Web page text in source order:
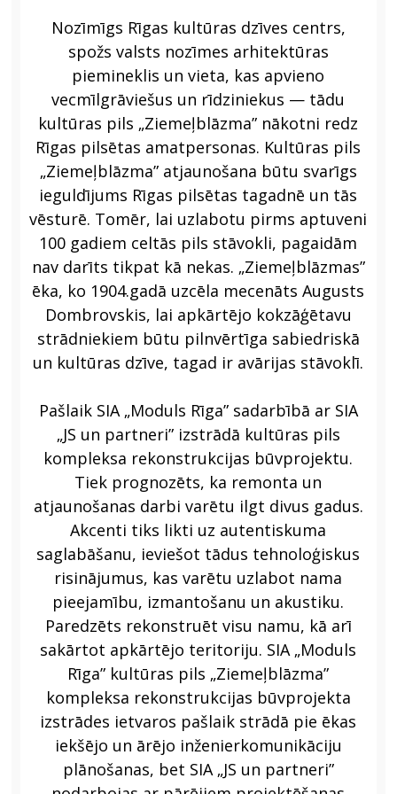
Nozīmīgs Rīgas kultūras dzīves centrs,
spožs valsts nozīmes arhitektūras
piemineklis un vieta, kas apvieno
vecmīlgrāviešus un rīdziniekus — tādu
kultūras pils „Ziemeļblāzma” nākotni redz
Rīgas pilsētas amatpersonas. Kultūras pils
„Ziemeļblāzma” atjaunošana būtu svarīgs
ieguldījums Rīgas pilsētas tagadnē un tās
vēsturē. Tomēr, lai uzlabotu pirms aptuveni
100 gadiem celtās pils stāvokli, pagaidām
nav darīts tikpat kā nekas. „Ziemeļblāzmas”
ēka, ko 1904.gadā uzcēla mecenāts Augusts
Dombrovskis, lai apkārtējo kokzāģētavu
strādniekiem būtu pilnvērtīga sabiedriskā
un kultūras dzīve, tagad ir avārijas stāvoklī.
Pašlaik SIA „Moduls Rīga” sadarbībā ar SIA
„JS un partneri” izstrādā kultūras pils
kompleksa rekonstrukcijas būvprojektu.
Tiek prognozēts, ka remonta un
atjaunošanas darbi varētu ilgt divus gadus.
Akcenti tiks likti uz autentiskuma
saglabāšanu, ieviešot tādus tehnoloģiskus
risinājumus, kas varētu uzlabot nama
pieejamību, izmantošanu un akustiku.
Paredzēts rekonstruēt visu namu, kā arī
sakārtot apkārtējo teritoriju. SIA „Moduls
Rīga” kultūras pils „Ziemeļblāzma”
kompleksa rekonstrukcijas būvprojekta
izstrādes ietvaros pašlaik strādā pie ēkas
iekšējo un ārējo inženierkomunikāciju
plānošanas, bet SIA „JS un partneri”